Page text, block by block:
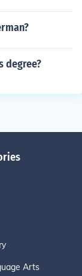
degree?
Arts